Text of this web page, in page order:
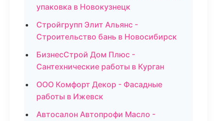
упаковка в Новокузнецк
Стройгрупп Элит Альянс -
Строительство бань в Новосибирск
БизнесСтрой Дом Плюс -
Сантехнические работы в Курган
ООО Комфорт Декор - Фасадные
работы в Ижевск
Автосалон Автопрофи Масло -